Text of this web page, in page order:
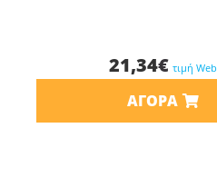
21,34€ τιμή Web
ΑΓΟΡΆ